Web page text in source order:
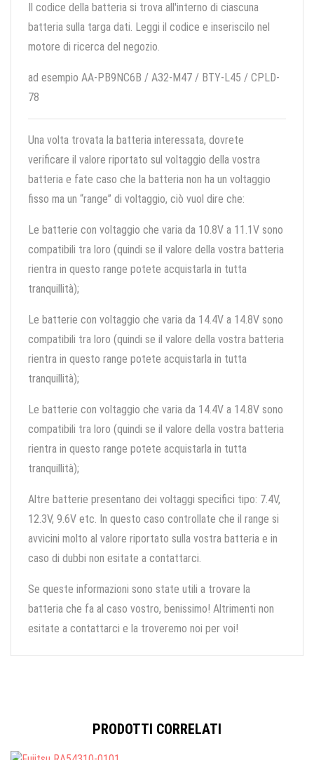
Il codice della batteria si trova all'interno di ciascuna
batteria sulla targa dati. Leggi il codice e inseriscilo nel
motore di ricerca del negozio.
ad esempio AA-PB9NC6B / A32-M47 / BTY-L45 / CPLD-
78
Una volta trovata la batteria interessata, dovrete
verificare il valore riportato sul voltaggio della vostra
batteria e fate caso che la batteria non ha un voltaggio
fisso ma un “range” di voltaggio, ciò vuol dire che:
Le batterie con voltaggio che varia da 10.8V a 11.1V sono
compatibili tra loro (quindi se il valore della vostra batteria
rientra in questo range potete acquistarla in tutta
tranquillità);
Le batterie con voltaggio che varia da 14.4V a 14.8V sono
compatibili tra loro (quindi se il valore della vostra batteria
rientra in questo range potete acquistarla in tutta
tranquillità);
Le batterie con voltaggio che varia da 14.4V a 14.8V sono
compatibili tra loro (quindi se il valore della vostra batteria
rientra in questo range potete acquistarla in tutta
tranquillità);
Altre batterie presentano dei voltaggi specifici tipo: 7.4V,
12.3V, 9.6V etc. In questo caso controllate che il range si
avvicini molto al valore riportato sulla vostra batteria e in
caso di dubbi non esitate a contattarci.
Se queste informazioni sono state utili a trovare la
batteria che fa al caso vostro, benissimo! Altrimenti non
esitate a contattarci e la troveremo noi per voi!
PRODOTTI CORRELATI